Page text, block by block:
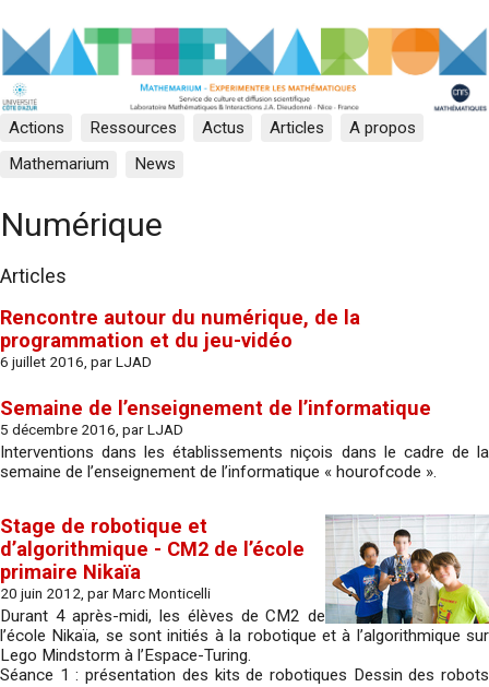
Actions Ressources Actus Articles
A propos
Mathemarium
News
Numérique
Articles
Rencontre autour du numérique, de la
programmation et du jeu-vidéo
6 juillet 2016, par LJAD
Semaine de l’enseignement de l’informatique
5 décembre 2016, par LJAD
Interventions dans les établissements niçois dans le cadre de la
semaine de l’enseignement de l’informatique « hourofcode ».
Stage de robotique et
d’algorithmique - CM2 de l’école
primaire Nikaïa
20 juin 2012, par Marc Monticelli
Durant 4 après-midi, les élèves de CM2 de
l’école Nikaïa, se sont initiés à la robotique et à l’algorithmique sur
Lego Mindstorm à l’Espace-Turing.
Séance 1 : présentation des kits de robotiques Dessin des robots